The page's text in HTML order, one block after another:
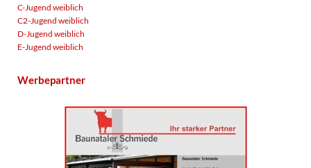
C-Jugend weiblich
C2-Jugend weiblich
D-Jugend weiblich
E-Jugend weiblich
Werbepartner